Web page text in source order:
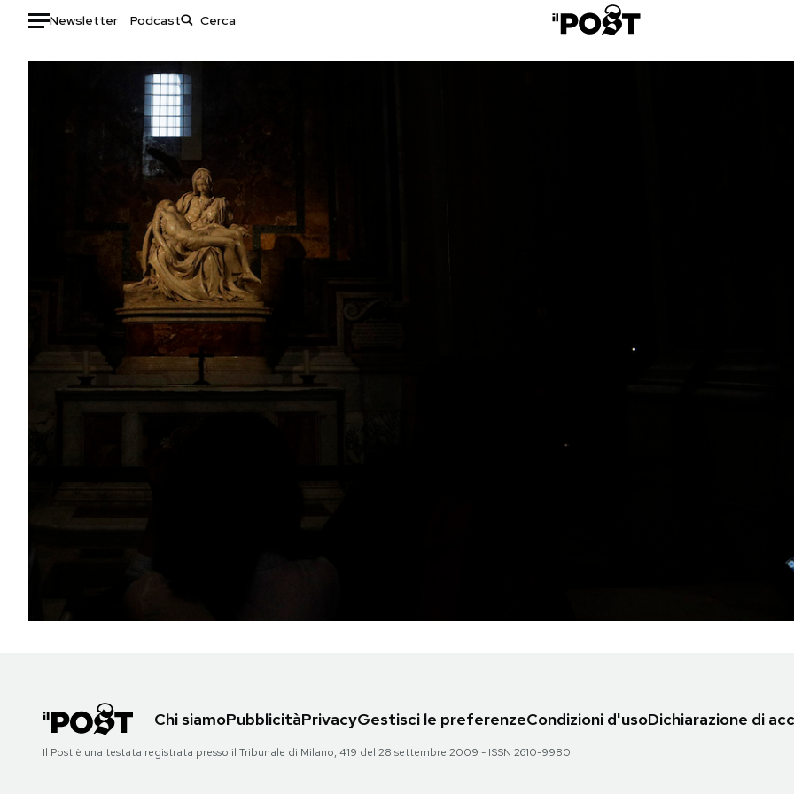
Newsletter Podcast
Auto
Tecnologia
Cultura
Economia
Sport
Consumismi
Storie/Idee
Ok Boomer!
Media
Europa
Altrecose
Mondiali calcio 2026
AREA PERSONALE
Area Personale
Chi siamoPubblicitàPrivacyGestisci le preferenzeCondizioni d'usoDichiarazione di
Il Post è una testata registrata presso il Tribunale di Milano, 419 del 28 settembre 2009 - ISSN 2610-9980